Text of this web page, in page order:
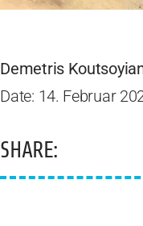
Demetris
Date: 14. Februar
SHARE: